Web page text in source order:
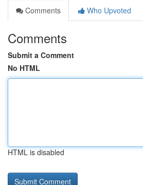
Comments
Who Upvoted
Comments
Submit a Comment
No HTML
HTML is disabled